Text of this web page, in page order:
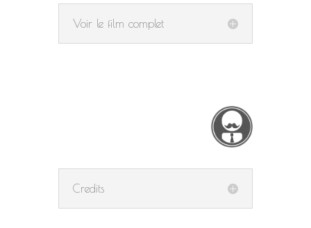
Voir le film complet
Credits